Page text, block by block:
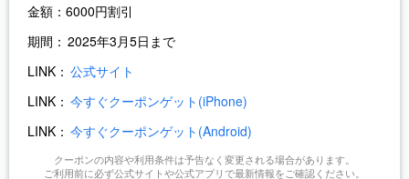
金額： 6000円割引
期間： 2025年3月5日まで
LINK： 公式サイト
LINK： 今すぐクーポンゲット(iPhone)
LINK： 今すぐクーポンゲット(Android)
クーポンの内容や利用条件は予告なく変更される場合があります。
ご利用前に必ず公式サイトや公式アプリで最新情報をご確認ください。